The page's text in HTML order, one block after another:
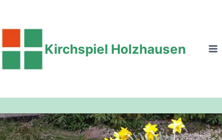
springen
Kirchspiel Holzhausen